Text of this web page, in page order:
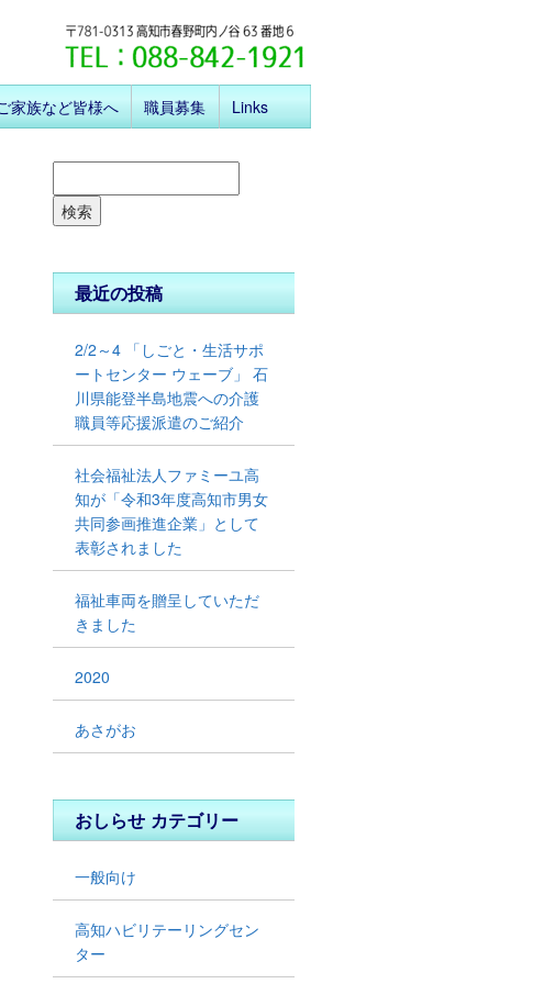
家族など皆様へ 職員募集 Links
検索
最近の投稿
2/2～4 「しごと・生活サポ
ートセンター ウェーブ」 ⽯
川県能登半島地震への介護
職員等応援派遣のご紹介
社会福祉法人ファミーユ高
知が「令和3年度高知市男女
共同参画推進企業」として
表彰されました
福祉車両を贈呈していただ
きました
2020
あさがお
おしらせ カテゴリー
一般向け
高知ハビリテーリングセン
ター